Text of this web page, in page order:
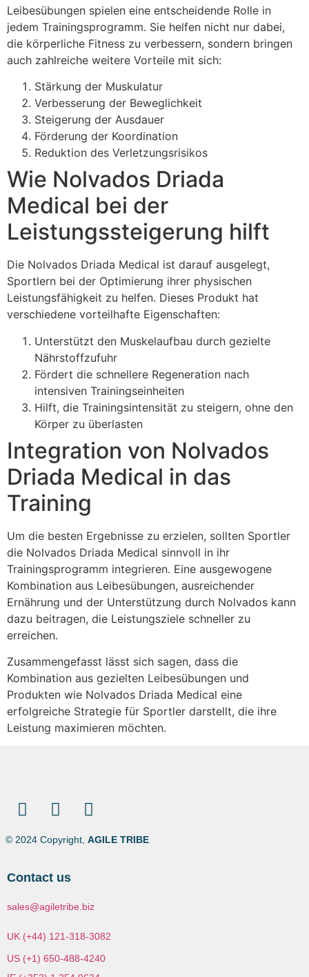
Leibesübungen spielen eine entscheidende Rolle in
jedem Trainingsprogramm. Sie helfen nicht nur dabei,
die körperliche Fitness zu verbessern, sondern bringen
auch zahlreiche weitere Vorteile mit sich:
Stärkung der Muskulatur
Verbesserung der Beweglichkeit
Steigerung der Ausdauer
Förderung der Koordination
Reduktion des Verletzungsrisikos
Wie Nolvados Driada
Medical bei der
Leistungssteigerung hilft
Die Nolvados Driada Medical ist darauf ausgelegt,
Sportlern bei der Optimierung ihrer physischen
Leistungsfähigkeit zu helfen. Dieses Produkt hat
verschiedene vorteilhafte Eigenschaften:
Unterstützt den Muskelaufbau durch gezielte
Nährstoffzufuhr
Fördert die schnellere Regeneration nach
intensiven Trainingseinheiten
Hilft, die Trainingsintensität zu steigern, ohne den
Körper zu überlasten
Integration von Nolvados
Driada Medical in das
Training
Um die besten Ergebnisse zu erzielen, sollten Sportler
die Nolvados Driada Medical sinnvoll in ihr
Trainingsprogramm integrieren. Eine ausgewogene
Kombination aus Leibesübungen, ausreichender
Ernährung und der Unterstützung durch Nolvados kann
dazu beitragen, die Leistungsziele schneller zu
erreichen.
Zusammengefasst lässt sich sagen, dass die
Kombination aus gezielten Leibesübungen und
Produkten wie Nolvados Driada Medical eine
erfolgreiche Strategie für Sportler darstellt, die ihre
Leistung maximieren möchten.
© 2024 Copyright, AGILE TRIBE
Contact us
sales@agiletribe.biz
UK (+44) 121-318-3082
US (+1) 650-488-4240